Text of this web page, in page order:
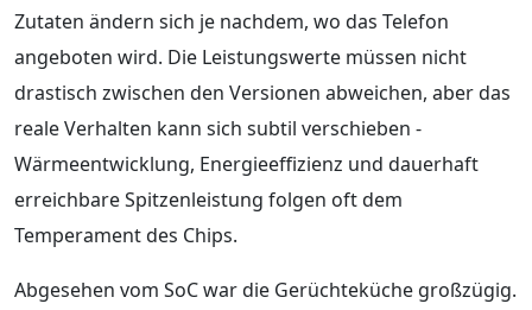
Zutaten ändern sich je nachdem, wo das Telefon
angeboten wird. Die Leistungswerte müssen nicht
drastisch zwischen den Versionen abweichen, aber das
reale Verhalten kann sich subtil verschieben -
Wärmeentwicklung, Energieeffizienz und dauerhaft
erreichbare Spitzenleistung folgen oft dem
Temperament des Chips.
Abgesehen vom SoC war die Gerüchteküche großzügig.